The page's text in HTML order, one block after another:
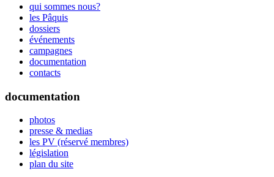
qui sommes nous?
les Pâquis
dossiers
événements
campagnes
documentation
contacts
documentation
photos
presse & medias
les PV (réservé membres)
législation
plan du site